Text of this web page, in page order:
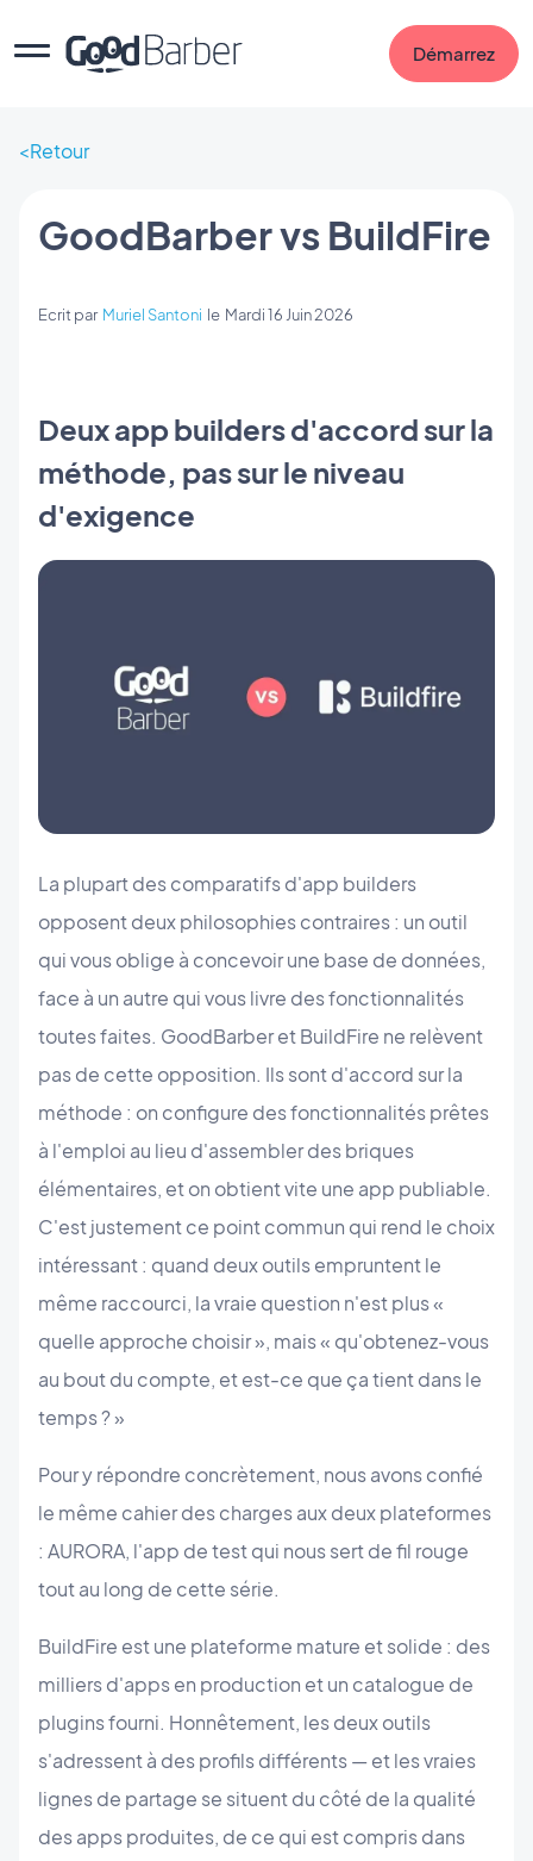
Démarrez
Retour
GoodBarber vs BuildFire
Ecrit par Muriel Santoni le Mardi 16 Juin 2026
Deux app builders d'accord sur la
méthode, pas sur le niveau
d'exigence
La plupart des comparatifs d'app builders
opposent deux philosophies contraires : un outil
qui vous oblige à concevoir une base de données,
face à un autre qui vous livre des fonctionnalités
toutes faites. GoodBarber et BuildFire ne relèvent
pas de cette opposition. Ils sont d'accord sur la
méthode : on configure des fonctionnalités prêtes
à l'emploi au lieu d'assembler des briques
élémentaires, et on obtient vite une app publiable.
C'est justement ce point commun qui rend le choix
intéressant : quand deux outils empruntent le
même raccourci, la vraie question n'est plus «
quelle approche choisir », mais « qu'obtenez-vous
au bout du compte, et est-ce que ça tient dans le
temps ? »
Pour y répondre concrètement, nous avons confié
le même cahier des charges aux deux plateformes
: AURORA, l'app de test qui nous sert de fil rouge
tout au long de cette série.
BuildFire est une plateforme mature et solide : des
milliers d'apps en production et un catalogue de
plugins fourni. Honnêtement, les deux outils
s'adressent à des profils différents — et les vraies
lignes de partage se situent du côté de la qualité
des apps produites, de ce qui est compris dans